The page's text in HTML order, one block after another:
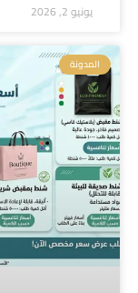
يونيو 2, 2026
المدونة